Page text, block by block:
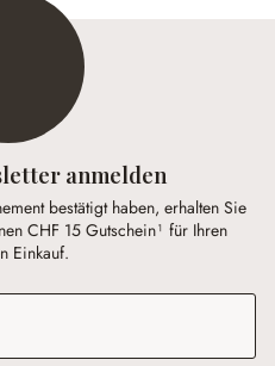
anmelden
bestätigt haben, erhalten Sie
CHF 15 Gutschein¹ für Ihren
Einkauf.